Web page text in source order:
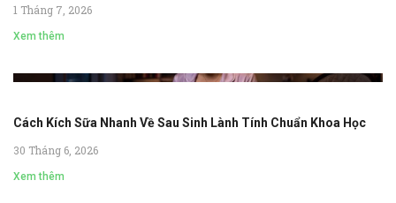
1 Tháng 7, 2026
Xem thêm
Cách Kích Sữa Nhanh Về Sau Sinh Lành Tính Chuẩn Khoa Học
30 Tháng 6, 2026
Xem thêm